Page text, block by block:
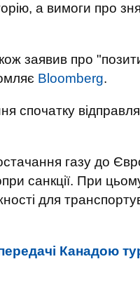
а вимоги про
заявив про
Bloomberg.
спочатку
газу до
санкції. При
для
Канадою